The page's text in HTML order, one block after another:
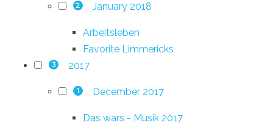
2 January 2018
Arbeitsleben
Favorite Limmericks
3 2017
1 December 2017
Das wars - Musik 2017